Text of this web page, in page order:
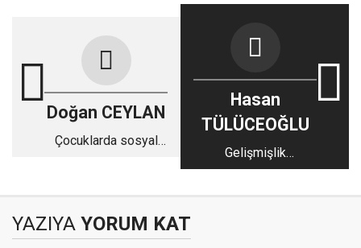
Doğan CEYLAN
Çocuklarda sosyal
Hasan
TÜLÜCEOĞLU
Gelişmişlik
Sorunumuz
YAZIYA YORUM KAT